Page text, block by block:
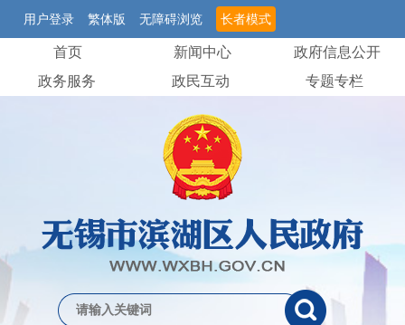
用户登录 繁体版 无障碍浏览 长者模式
首页 新闻中心
政府信息公开
政务服务
政民互动 专题专栏